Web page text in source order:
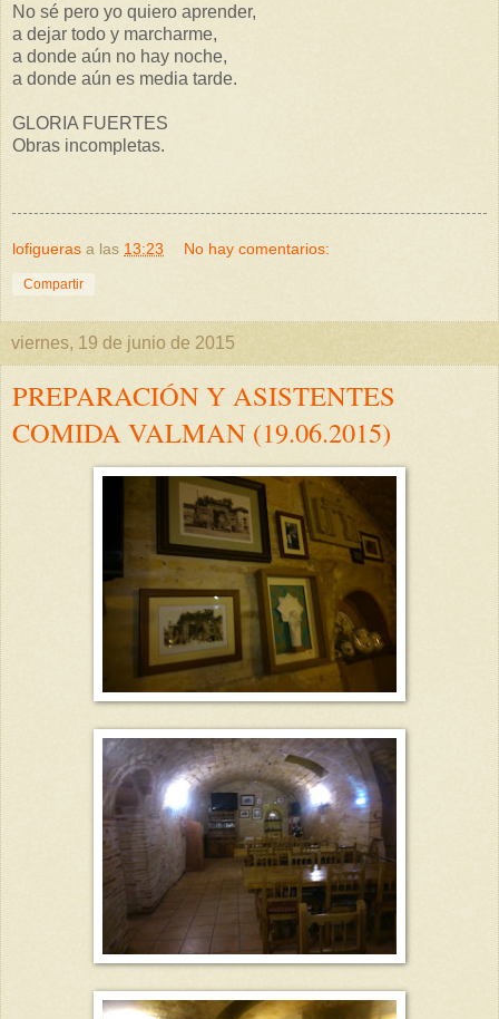
No sé pero yo quiero aprender,
a dejar todo y marcharme,
a donde aún no hay noche,
a donde aún es media tarde.
GLORIA FUERTES
Obras incompletas.
lofigueras a las 13:23 No hay comentarios:
Compartir
viernes, 19 de junio de 2015
PREPARACIÓN Y ASISTENTES
COMIDA VALMAN (19.06.2015)